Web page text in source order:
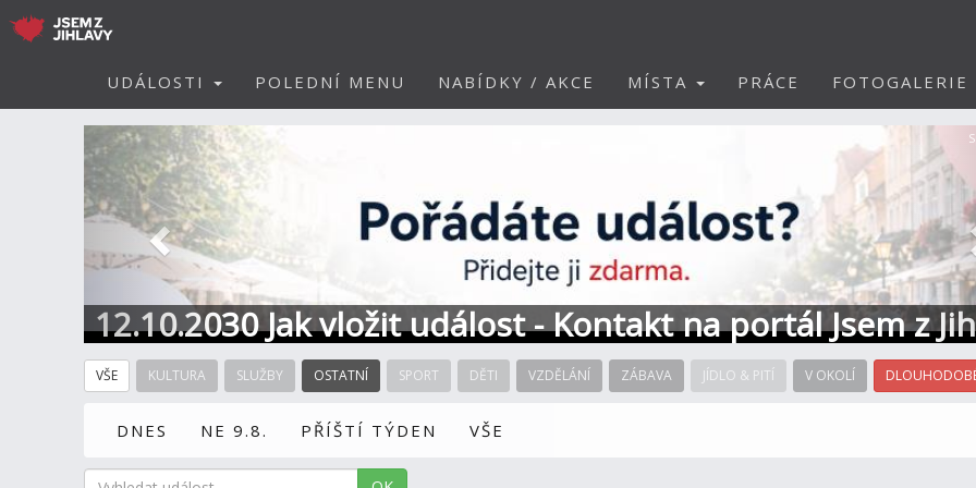
UDÁLOSTI POLEDNÍ MENU NABÍDKY / AKCE MÍSTA PRÁCE FOTOGALERIE
12.10.2030 Jak vložit událost - Kontakt na portál Jsem z
Předchozí
VŠE KULTURA SLUŽBY OSTATNÍ SPORT DĚTI VZDĚLÁNÍ ZÁBAVA JÍDLO & PITÍ V OKOLÍ
DNES NE 9.8. PŘÍŠTÍ TÝDEN VŠE